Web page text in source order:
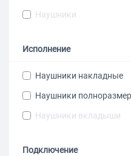
Anker
BELKIN
Наушники
Исполнение
Наушники накладные
Наушники
Наушники вкладыши
Подключение